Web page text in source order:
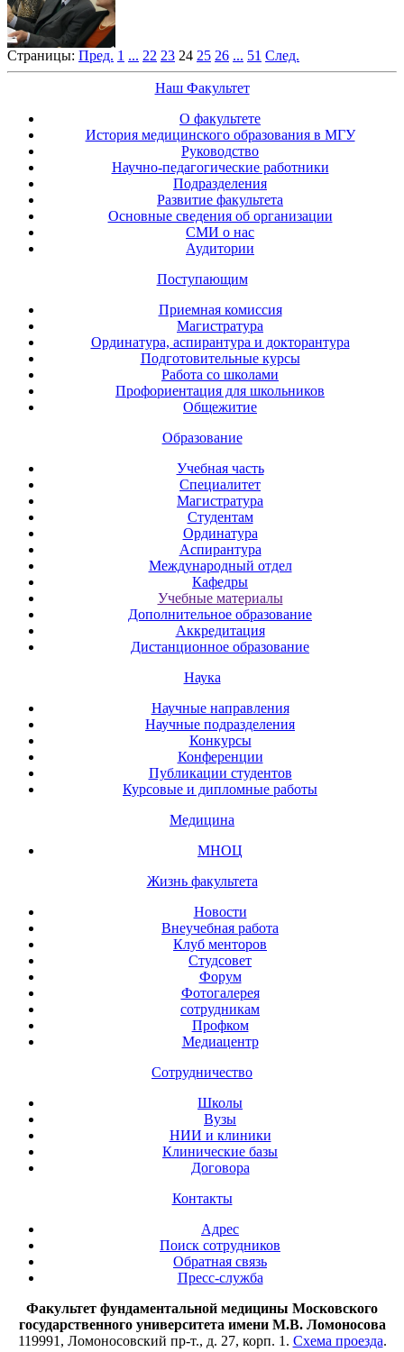
Страницы: Пред. 1 ... 22 23 24 25 26 ... 51 След.
Наш Факультет
О факультете
История медицинского образования в МГУ
Руководство
Научно-педагогические работники
Подразделения
Развитие факультета
Основные сведения об организации
СМИ о нас
Аудитории
Поступающим
Приемная комиссия
Магистратура
Ординатура, аспирантура и докторантура
Подготовительные курсы
Работа со школами
Профориентация для школьников
Общежитие
Образование
Учебная часть
Специалитет
Магистратура
Студентам
Ординатура
Аспирантура
Международный отдел
Кафедры
Учебные материалы
Дополнительное образование
Аккредитация
Дистанционное образование
Наука
Научные направления
Научные подразделения
Конкурсы
Конференции
Публикации студентов
Курсовые и дипломные работы
Медицина
МНОЦ
Жизнь факультета
Новости
Внеучебная работа
Клуб менторов
Студсовет
Форум
Фотогалерея
сотрудникам
Профком
Медиацентр
Сотрудничество
Школы
Вузы
НИИ и клиники
Клинические базы
Договора
Контакты
Адрес
Поиск сотрудников
Обратная связь
Пресс-служба
Факультет фундаментальной медицины Московского
государственного университета имени М.В. Ломоносова
119991, Ломоносовский пр-т., д. 27, корп. 1. Схема проезда.